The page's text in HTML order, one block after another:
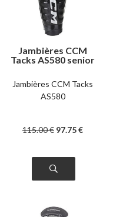
Jambières CCM
Tacks AS580 senior
Jambières CCM Tacks
AS580
115.00€ 97.75€